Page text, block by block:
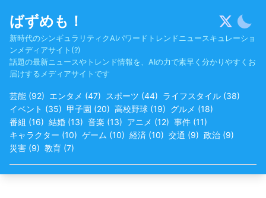
content
ばずめも！
新時代のシンギュラリティクAIパワードトレンドニュースキュレーショ
ンメディアサイト(?)
話題の最新ニュースやトレンド情報を、AIの力で素早く分かりやすくお
届けするメディアサイトです
芸能 (92) エンタメ (47) スポーツ (44) ライフスタイル (38)
イベント (35) 甲子園 (20) 高校野球 (19) グルメ (18)
番組 (16) 結婚 (13) 音楽 (13) アニメ (12) 事件 (11)
キャラクター (10) ゲーム (10) 経済 (10) 交通 (9) 政治 (9)
災害 (9) 教育 (7)